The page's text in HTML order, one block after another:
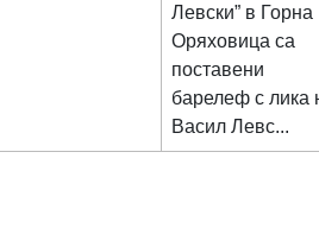
Левски” в Горна
Оряховица са
поставени
барелеф с лика
Васил Левс...